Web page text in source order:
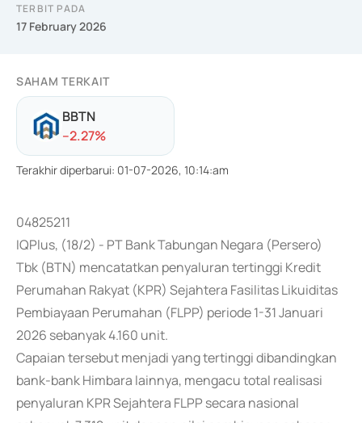
TERBIT PADA
17 February 2026
SAHAM TERKAIT
BBTN
--2.27%
Terakhir diperbarui: 01-07-2026, 10:14:am
04825211
IQPlus, (18/2) - PT Bank Tabungan Negara (Persero)
Tbk (BTN) mencatatkan penyaluran tertinggi Kredit
Perumahan Rakyat (KPR) Sejahtera Fasilitas Likuiditas
Pembiayaan Perumahan (FLPP) periode 1-31 Januari
2026 sebanyak 4.160 unit.
Capaian tersebut menjadi yang tertinggi dibandingkan
bank-bank Himbara lainnya, mengacu total realisasi
penyaluran KPR Sejahtera FLPP secara nasional